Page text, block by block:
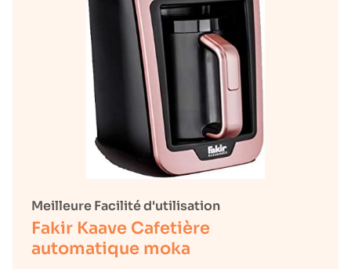
Meilleure Facilité d'utilisation
Fakir Kaave Cafetière
automatique moka